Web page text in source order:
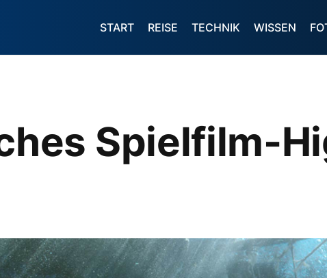
START REISE TECHNIK WISSEN
Spielfilm-